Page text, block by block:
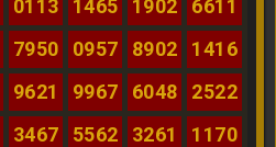
0113 1465 1902
6611
7950 0957 8902
1416
9621 9967 6048
2522
3467 5562 3261
1170